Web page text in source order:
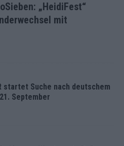
„HeidiFest“
mit
startet Suche nach deutschem
September